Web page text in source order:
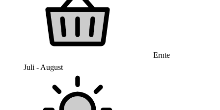
Ernte
Juli - August